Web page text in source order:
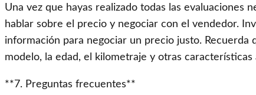
Una vez que hayas realizado todas las evaluaciones
hablar sobre el precio y negociar con el vendedor.
información para negociar un precio justo. Recuerda
modelo, la edad, el kilometraje y otras características
**7. Preguntas frecuentes**